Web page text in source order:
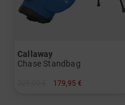
Callaway
Chase Standbag
179,95 €